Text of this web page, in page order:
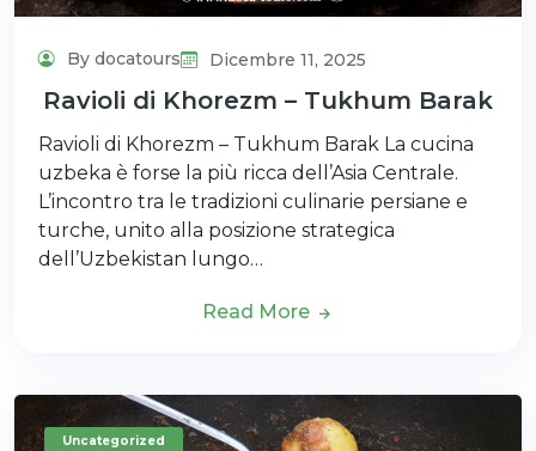
By docatours Dicembre 11, 2025
Ravioli di Khorezm – Tukhum Barak
Ravioli di Khorezm – Tukhum Barak La cucina
uzbeka è forse la più ricca dell’Asia Centrale.
L’incontro tra le tradizioni culinarie persiane e
turche, unito alla posizione strategica
dell’Uzbekistan lungo…
Read More
Uncategorized